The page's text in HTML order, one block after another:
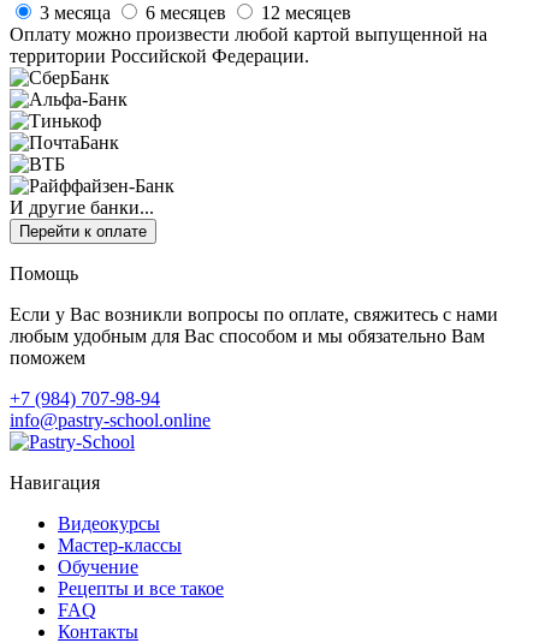
3 месяца
6 месяцев
12 месяцев
Оплату можно произвести любой картой выпущенной на
территории Российской Федерации.
И другие банки...
Перейти к оплате
Помощь
Если у Вас возникли вопросы по оплате, свяжитесь с нами
любым удобным для Вас способом и мы обязательно Вам
поможем
+7 (984) 707-98-94
info@pastry-school.online
Навигация
Видеокурсы
Мастер-классы
Обучение
Рецепты и все такое
FAQ
Контакты